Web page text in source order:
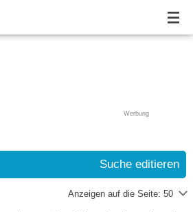
Werbung
Suche editieren
Anzeigen auf die Seite: 50